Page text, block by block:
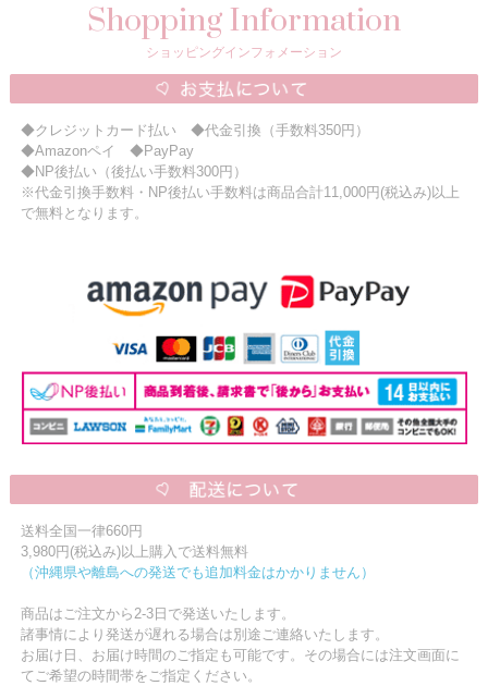
Shopping Information
ショッピングインフォメーション
◆クレジットカード払い ◆代金引換（手数料350円）
◆Amazonペイ ◆PayPay
◆NP後払い（後払い手数料300円）
※代金引換手数料・NP後払い手数料は商品合計11,000円(税込み)以上
で無料となります。
送料全国一律660円
3,980円(税込み)以上購入で送料無料
（沖縄県や離島への発送でも追加料金はかかりません）
商品はご注文から2-3日で発送いたします。
諸事情により発送が遅れる場合は別途ご連絡いたします。
お届け日、お届け時間のご指定も可能です。その場合には注文画面に
てご希望の時間帯をご指定ください。